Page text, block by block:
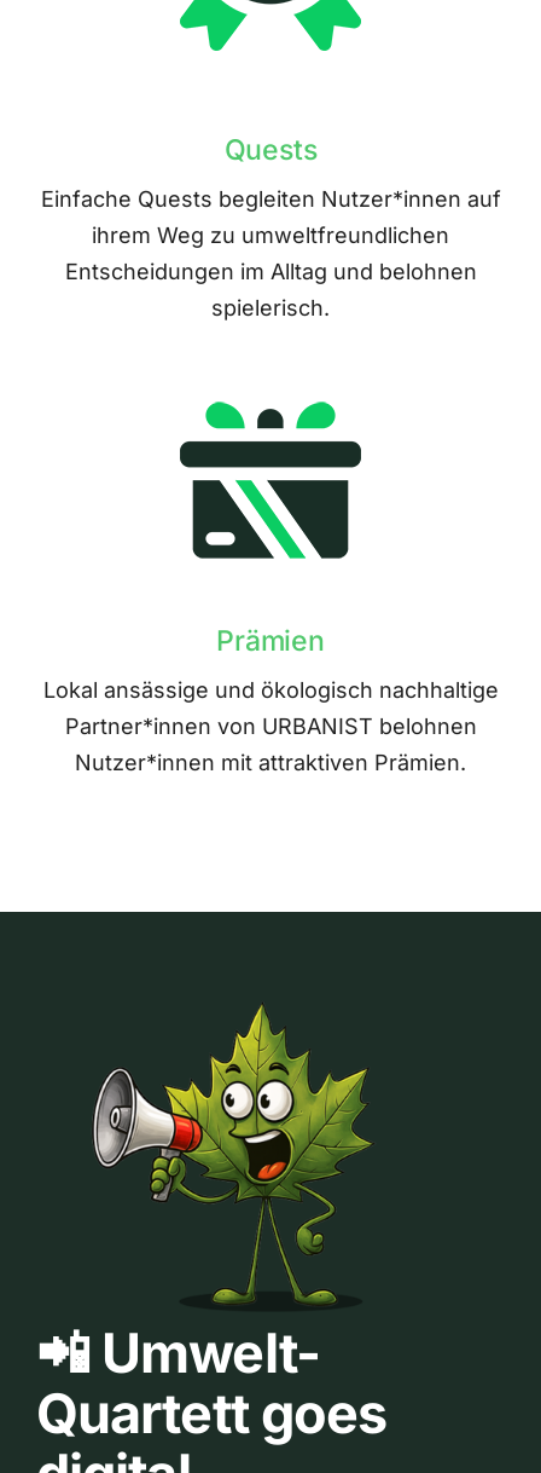
Quests
Einfache Quests begleiten Nutzer*innen auf
ihrem Weg zu umweltfreundlichen
Entscheidungen im Alltag und belohnen
spielerisch.
Prämien
Lokal ansässige und ökologisch nachhaltige
Partner*innen von URBANIST belohnen
Nutzer*innen mit attraktiven Prämien.
📲 Umwelt-
Quartett goes